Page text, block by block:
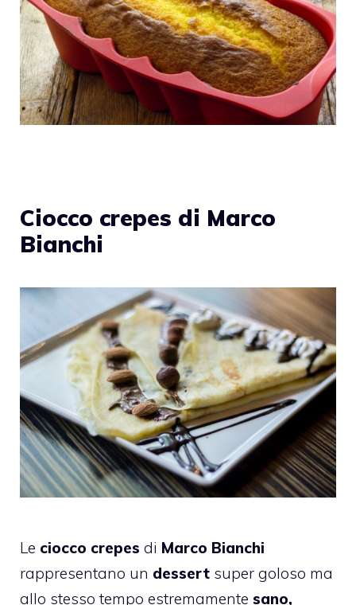
Ciocco crepes di Marco
Bianchi
Le ciocco crepes di Marco Bianchi
rappresentano un dessert super goloso ma
allo stesso tempo estremamente sano,